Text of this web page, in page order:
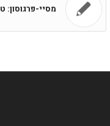
מסיי-פרגוסון: